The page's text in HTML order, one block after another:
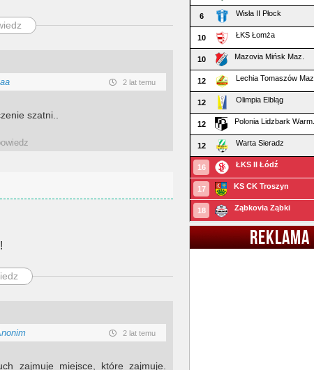
2 lat temu
szatni..
2 lat temu
zajmuje miejsce, które zajmuje.
6 Wisła II Płock
10 ŁKS Łomża
10 Mazovia Mińsk Maz.
12 Lechia Tomaszów Maz.
12 Olimpia Elbląg
12 Polonia Lidzbark Warm.
12 Warta Sieradz
16 ŁKS II Łódź
17 KS CK Troszyn
18 Ząbkovia Ząbki
REKLAMA